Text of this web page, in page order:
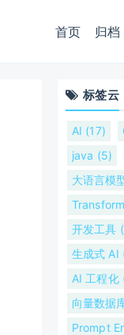
首页 归档
标签云
AI (17)
java (5)
大语言模
开发工具
生成式 AI
AI 工程化
向量数据
Prompt